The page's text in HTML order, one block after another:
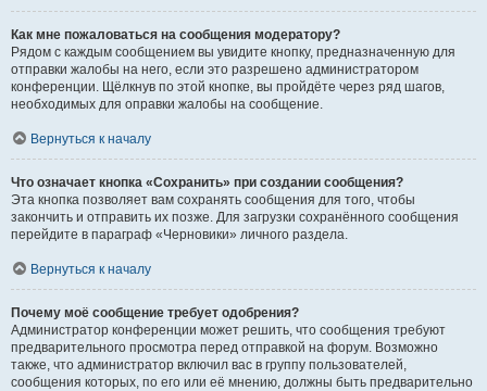
Как мне пожаловаться на сообщения модератору?
Рядом с каждым сообщением вы увидите кнопку, предназначенную для
отправки жалобы на него, если это разрешено администратором
конференции. Щёлкнув по этой кнопке, вы пройдёте через ряд шагов,
необходимых для оправки жалобы на сообщение.
Вернуться к началу
Что означает кнопка «Сохранить» при создании сообщения?
Эта кнопка позволяет вам сохранять сообщения для того, чтобы
закончить и отправить их позже. Для загрузки сохранённого сообщения
перейдите в параграф «Черновики» личного раздела.
Вернуться к началу
Почему моё сообщение требует одобрения?
Администратор конференции может решить, что сообщения требуют
предварительного просмотра перед отправкой на форум. Возможно
также, что администратор включил вас в группу пользователей,
сообщения которых, по его или её мнению, должны быть предварительно